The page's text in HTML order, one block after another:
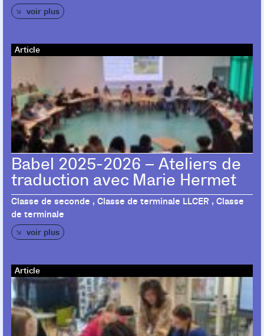
voir plus
Article
Babel 2025-2026 – Ateliers de
traduction avec Marie Hermet
Classe de seconde , Classe de terminale LLCER , Classe
de terminale
voir plus
Article